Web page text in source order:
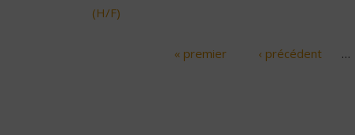
(H/F)
« premier ‹ précédent …